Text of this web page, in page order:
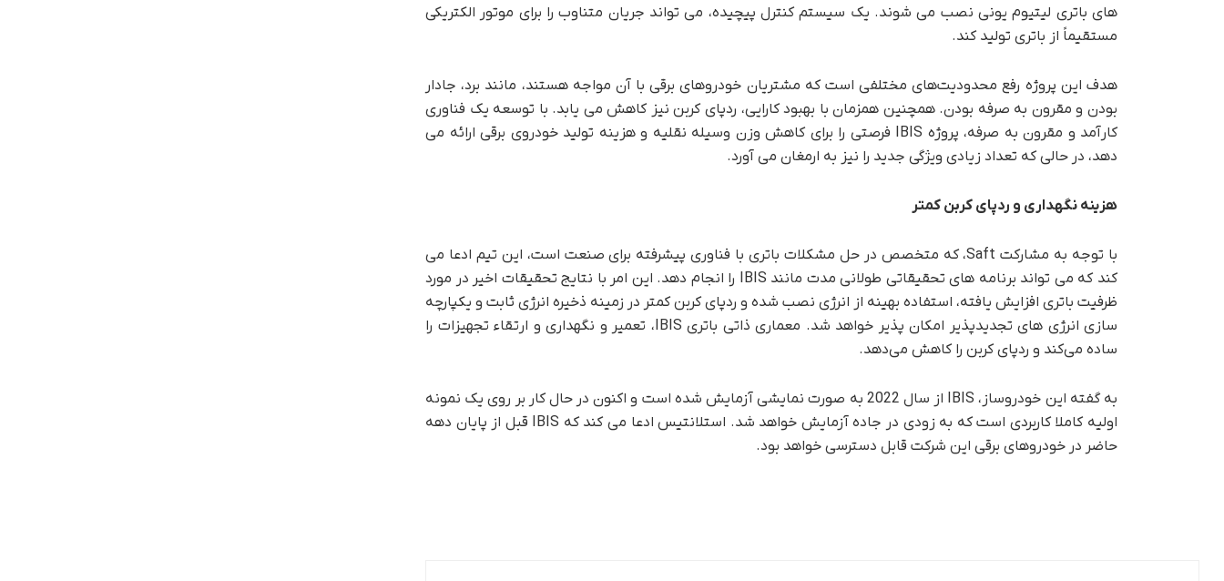
های باتری لیتیوم یونی نصب می شوند. یک سیستم کنترل پیچیده، می تواند جریان متناوب را برای موتور الکتریکی
مستقیماً از باتری تولید کند.
هدف این پروژه رفع محدودیت‌های مختلفی است که مشتریان خودروهای برقی با آن مواجه هستند، مانند برد، جادار
بودن و مقرون به صرفه بودن. همچنین همزمان با بهبود کارایی، ردپای کربن نیز کاهش می یابد. با توسعه یک فناوری
کارآمد و مقرون به صرفه، پروژه IBIS فرصتی را برای کاهش وزن وسیله نقلیه و هزینه تولید خودروی برقی ارائه می
دهد، در حالی که تعداد زیادی ویژگی جدید را نیز به ارمغان می آورد.
هزینه نگهداری و ردپای کربن کمتر
با توجه به مشارکت Saft، که متخصص در حل مشکلات باتری با فناوری پیشرفته برای صنعت است، این تیم ادعا می
کند که می تواند برنامه های تحقیقاتی طولانی مدت مانند IBIS را انجام دهد. این امر با نتایج تحقیقات اخیر در مورد
ظرفیت باتری افزایش یافته، استفاده بهینه از انرژی نصب شده و ردپای کربن کمتر در زمینه ذخیره انرژی ثابت و یکپارچه
سازی انرژی های تجدیدپذیر امکان پذیر خواهد شد. معماری ذاتی باتری IBIS، تعمیر و نگهداری و ارتقاء تجهیزات را
ساده می‌کند و ردپای کربن را کاهش می‌دهد.
به گفته این خودروساز، IBIS از سال 2022 به صورت نمایشی آزمایش شده است و اکنون در حال کار بر روی یک نمونه
اولیه کاملا کاربردی است که به زودی در جاده آزمایش خواهد شد. استلانتیس ادعا می کند که IBIS قبل از پایان دهه
حاضر در خودروهای برقی این شرکت قابل دسترسی خواهد بود.